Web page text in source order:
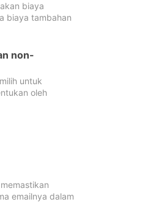
biaya
biaya tambahan
non-
untuk
oleh
emailnya dalam